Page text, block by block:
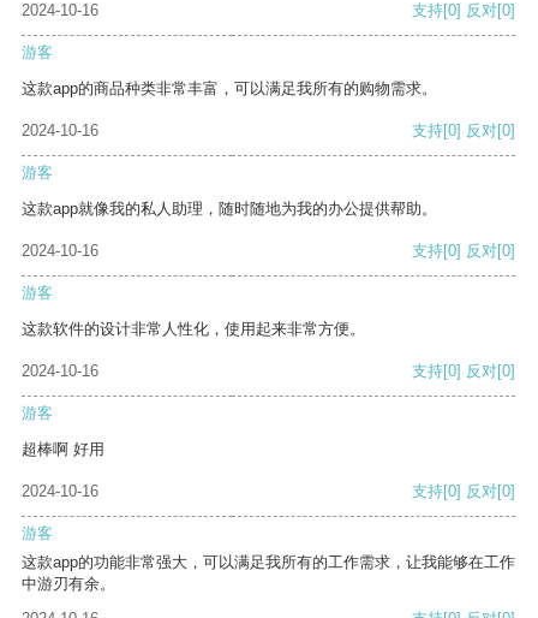
2024-10-16 支持[0] 反对[0]
游客
这款app的商品种类非常丰富，可以满足我所有的购物需求。
2024-10-16 支持[0] 反对[0]
游客
这款app就像我的私人助理，随时随地为我的办公提供帮助。
2024-10-16 支持[0] 反对[0]
游客
这款软件的设计非常人性化，使用起来非常方便。
2024-10-16 支持[0] 反对[0]
游客
超棒啊 好用
2024-10-16 支持[0] 反对[0]
游客
这款app的功能非常强大，可以满足我所有的工作需求，让我能够在工作
中游刃有余。